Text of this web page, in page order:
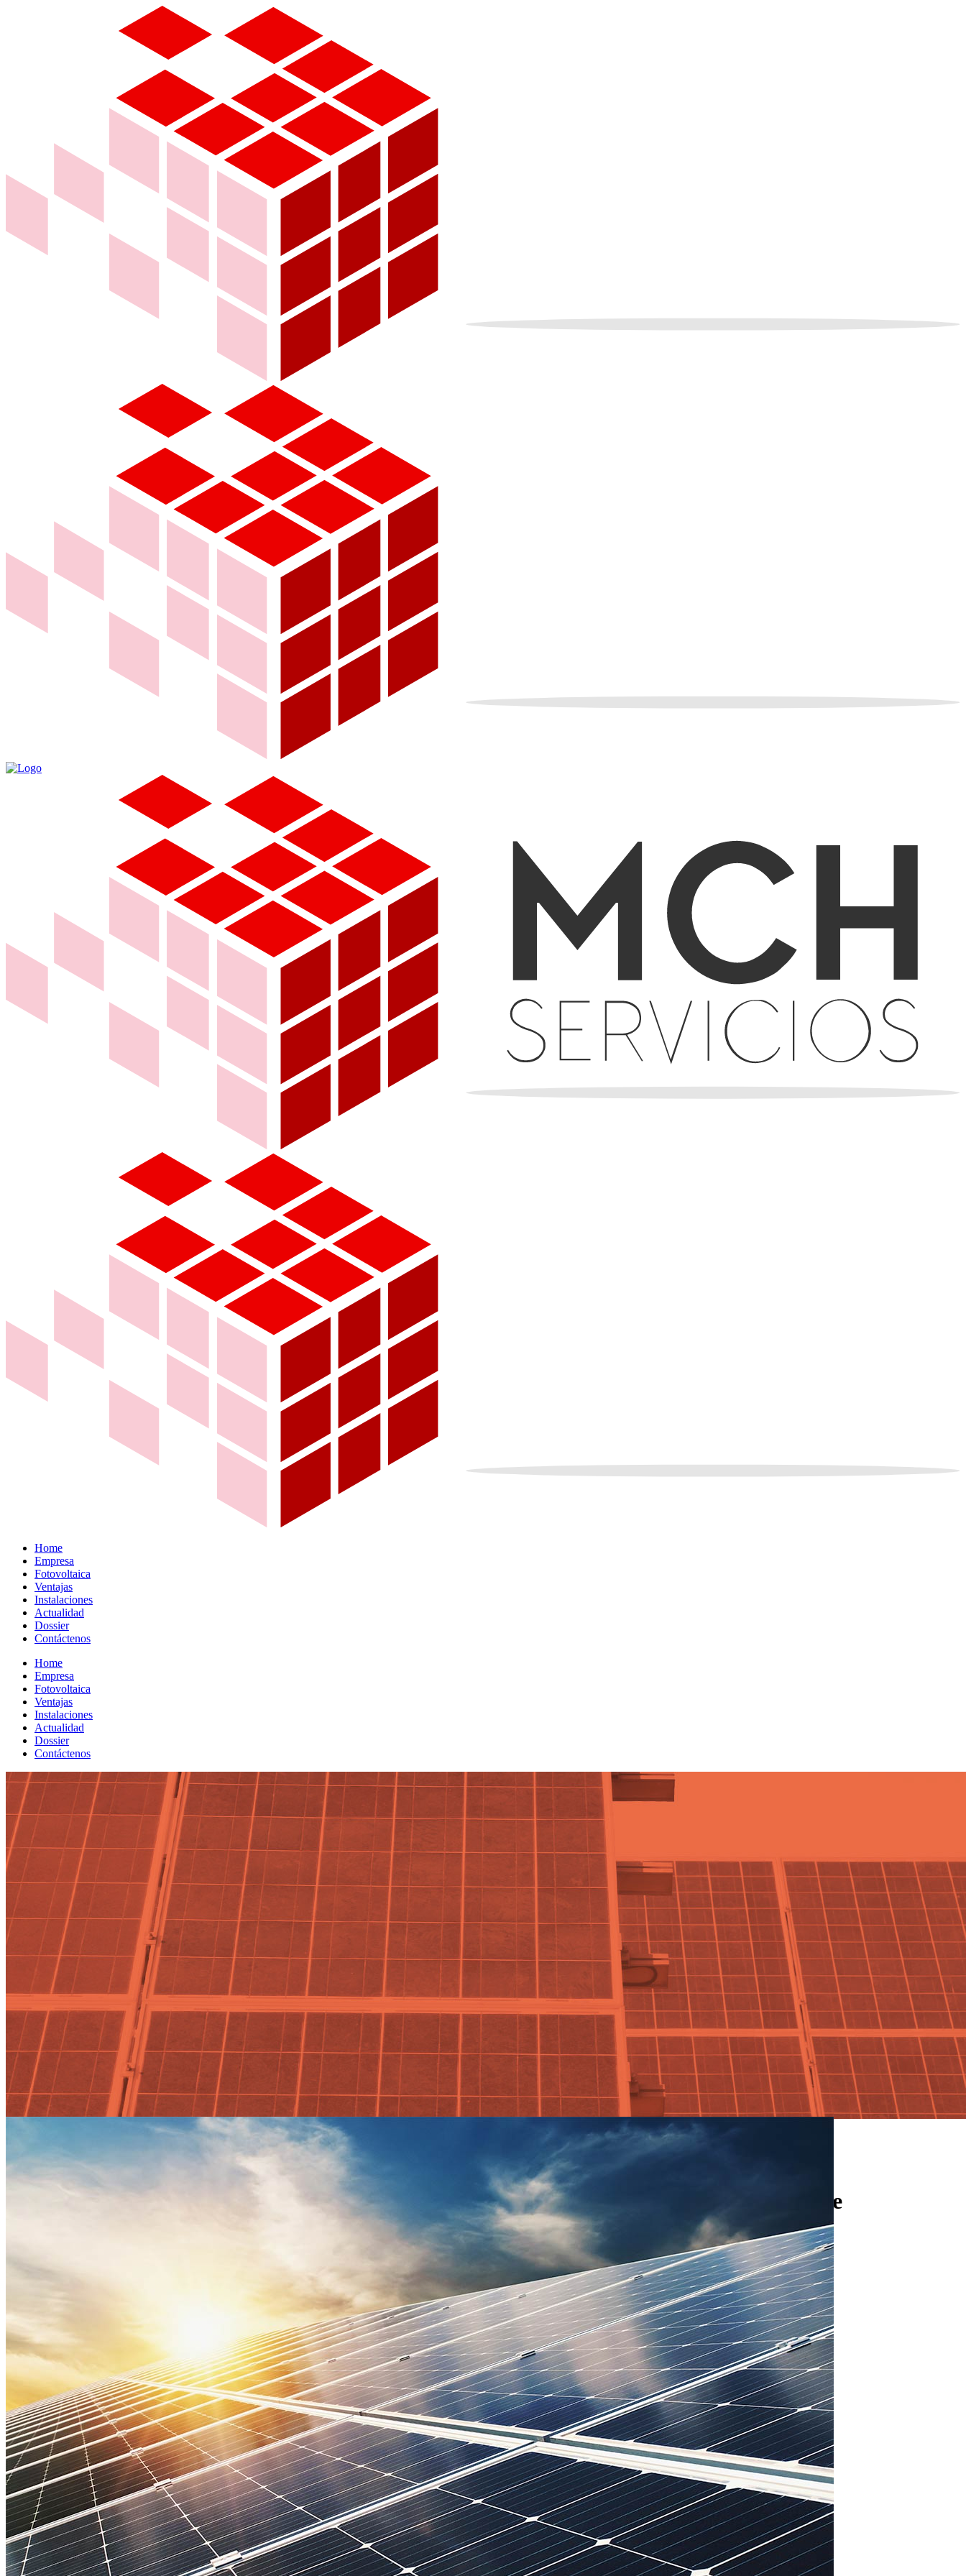
Home
Empresa
Fotovoltaica
Ventajas
Instalaciones
Actualidad
Dossier
Contáctenos
Home
Empresa
Fotovoltaica
Ventajas
Instalaciones
Actualidad
Dossier
Contáctenos
10 ideas clave para ahorrar en la factura de la luz y ser energéticamente más eficiente